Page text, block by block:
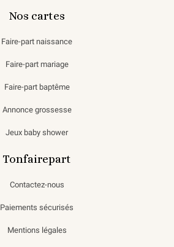
Nos cartes
Faire-part naissance
Faire-part mariage
Faire-part baptême
Annonce grossesse
Jeux baby shower
Tonfairepart
Contactez-nous
Paiements sécurisés
Mentions légales